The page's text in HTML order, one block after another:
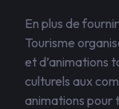
En plus de
Tourisme
et d’animations
culturels aux
animations pour